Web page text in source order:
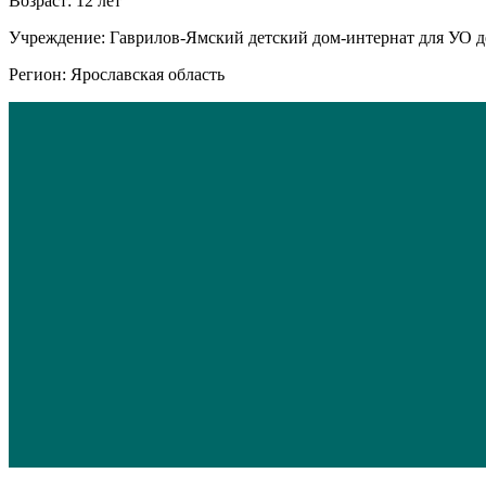
Учреждение: Гаврилов-Ямский детский дом-интернат для УО
Регион: Ярославская область